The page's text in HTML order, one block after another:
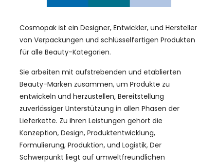
Cosmopak ist ein Designer, Entwickler, und Hersteller
von Verpackungen und schlüsselfertigen Produkten
für alle Beauty-Kategorien.
Sie arbeiten mit aufstrebenden und etablierten
Beauty-Marken zusammen, um Produkte zu
entwickeln und herzustellen, Bereitstellung
zuverlässiger Unterstützung in allen Phasen der
Lieferkette. Zu ihren Leistungen gehört die
Konzeption, Design, Produktentwicklung,
Formulierung, Produktion, und Logistik, Der
Schwerpunkt liegt auf umweltfreundlichen